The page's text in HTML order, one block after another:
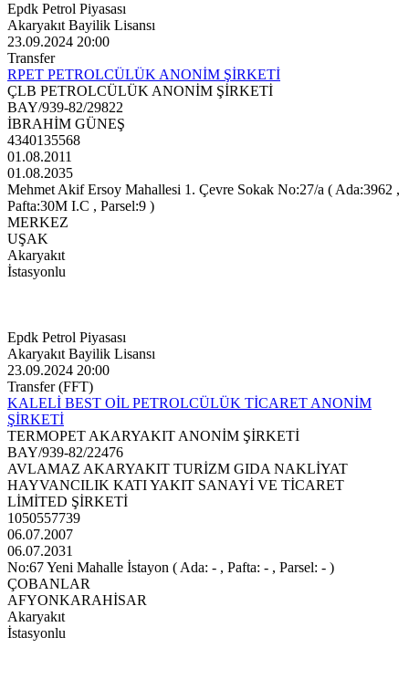
Epdk Petrol Piyasası
Akaryakıt Bayilik Lisansı
23.09.2024 20:00
Transfer
RPET PETROLCÜLÜK ANONİM ŞİRKETİ
ÇLB PETROLCÜLÜK ANONİM ŞİRKETİ
BAY/939-82/29822
İBRAHİM GÜNEŞ
4340135568
01.08.2011
01.08.2035
Mehmet Akif Ersoy Mahallesi 1. Çevre Sokak No:27/a ( Ada:3962 ,
Pafta:30M I.C , Parsel:9 )
MERKEZ
UŞAK
Akaryakıt
İstasyonlu
Epdk Petrol Piyasası
Akaryakıt Bayilik Lisansı
23.09.2024 20:00
Transfer (FFT)
KALELİ BEST OİL PETROLCÜLÜK TİCARET ANONİM
ŞİRKETİ
TERMOPET AKARYAKIT ANONİM ŞİRKETİ
BAY/939-82/22476
AVLAMAZ AKARYAKIT TURİZM GIDA NAKLİYAT
HAYVANCILIK KATI YAKIT SANAYİ VE TİCARET
LİMİTED ŞİRKETİ
1050557739
06.07.2007
06.07.2031
No:67 Yeni Mahalle İstayon ( Ada: - , Pafta: - , Parsel: - )
ÇOBANLAR
AFYONKARAHİSAR
Akaryakıt
İstasyonlu